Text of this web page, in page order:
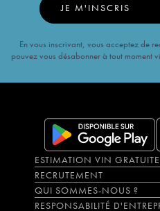
JE M'INSCRIS
En vous inscrivant, vous acceptez de
pouvez vous désabonner à tout moment
ESTIMATION VIN GRATUITE
RECRUTEMENT
QUI SOMMES-NOUS ?
RESPONSABILITÉ